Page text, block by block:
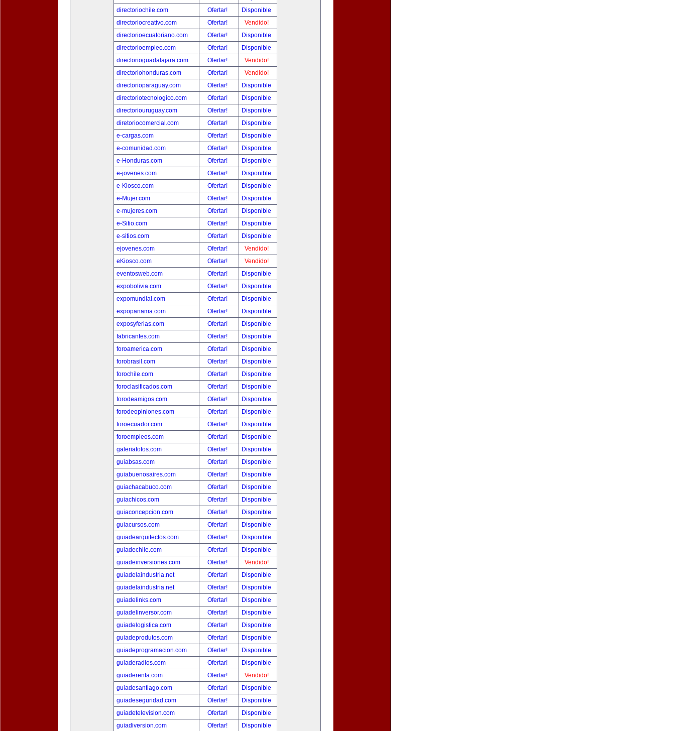
directoriochile.com
Ofertar!
Disponible
directoriocreativo.com
Ofertar!
Vendido!
directorioecuatoriano.com
Ofertar!
Disponible
directorioempleo.com
Ofertar!
Disponible
directorioguadalajara.com
Ofertar!
Vendido!
directoriohonduras.com
Ofertar!
Vendido!
directorioparaguay.com
Ofertar!
Disponible
directoriotecnologico.com
Ofertar!
Disponible
directoriouruguay.com
Ofertar!
Disponible
diretoriocomercial.com
Ofertar!
Disponible
e-cargas.com
Ofertar!
Disponible
e-comunidad.com
Ofertar!
Disponible
e-Honduras.com
Ofertar!
Disponible
e-jovenes.com
Ofertar!
Disponible
e-Kiosco.com
Ofertar!
Disponible
e-Mujer.com
Ofertar!
Disponible
e-mujeres.com
Ofertar!
Disponible
e-Sitio.com
Ofertar!
Disponible
e-sitios.com
Ofertar!
Disponible
ejovenes.com
Ofertar!
Vendido!
eKiosco.com
Ofertar!
Vendido!
eventosweb.com
Ofertar!
Disponible
expobolivia.com
Ofertar!
Disponible
expomundial.com
Ofertar!
Disponible
expopanama.com
Ofertar!
Disponible
exposyferias.com
Ofertar!
Disponible
fabricantes.com
Ofertar!
Disponible
foroamerica.com
Ofertar!
Disponible
forobrasil.com
Ofertar!
Disponible
forochile.com
Ofertar!
Disponible
foroclasificados.com
Ofertar!
Disponible
forodeamigos.com
Ofertar!
Disponible
forodeopiniones.com
Ofertar!
Disponible
foroecuador.com
Ofertar!
Disponible
foroempleos.com
Ofertar!
Disponible
galeriafotos.com
Ofertar!
Disponible
guiabsas.com
Ofertar!
Disponible
guiabuenosaires.com
Ofertar!
Disponible
guiachacabuco.com
Ofertar!
Disponible
guiachicos.com
Ofertar!
Disponible
guiaconcepcion.com
Ofertar!
Disponible
guiacursos.com
Ofertar!
Disponible
guiadearquitectos.com
Ofertar!
Disponible
guiadechile.com
Ofertar!
Disponible
guiadeinversiones.com
Ofertar!
Vendido!
guiadelaindustria.net
Ofertar!
Disponible
guiadelaindustria.net
Ofertar!
Disponible
guiadelinks.com
Ofertar!
Disponible
guiadelinversor.com
Ofertar!
Disponible
guiadelogistica.com
Ofertar!
Disponible
guiadeprodutos.com
Ofertar!
Disponible
guiadeprogramacion.com
Ofertar!
Disponible
guiaderadios.com
Ofertar!
Disponible
guiaderenta.com
Ofertar!
Vendido!
guiadesantiago.com
Ofertar!
Disponible
guiadeseguridad.com
Ofertar!
Disponible
guiadetelevision.com
Ofertar!
Disponible
guiadiversion.com
Ofertar! Disponible